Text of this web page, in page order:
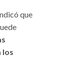
que
los